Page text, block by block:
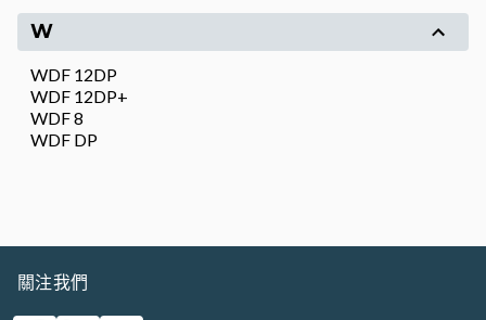
W
WDF 12DP
WDF 12DP+
WDF 8
WDF DP
關注我們